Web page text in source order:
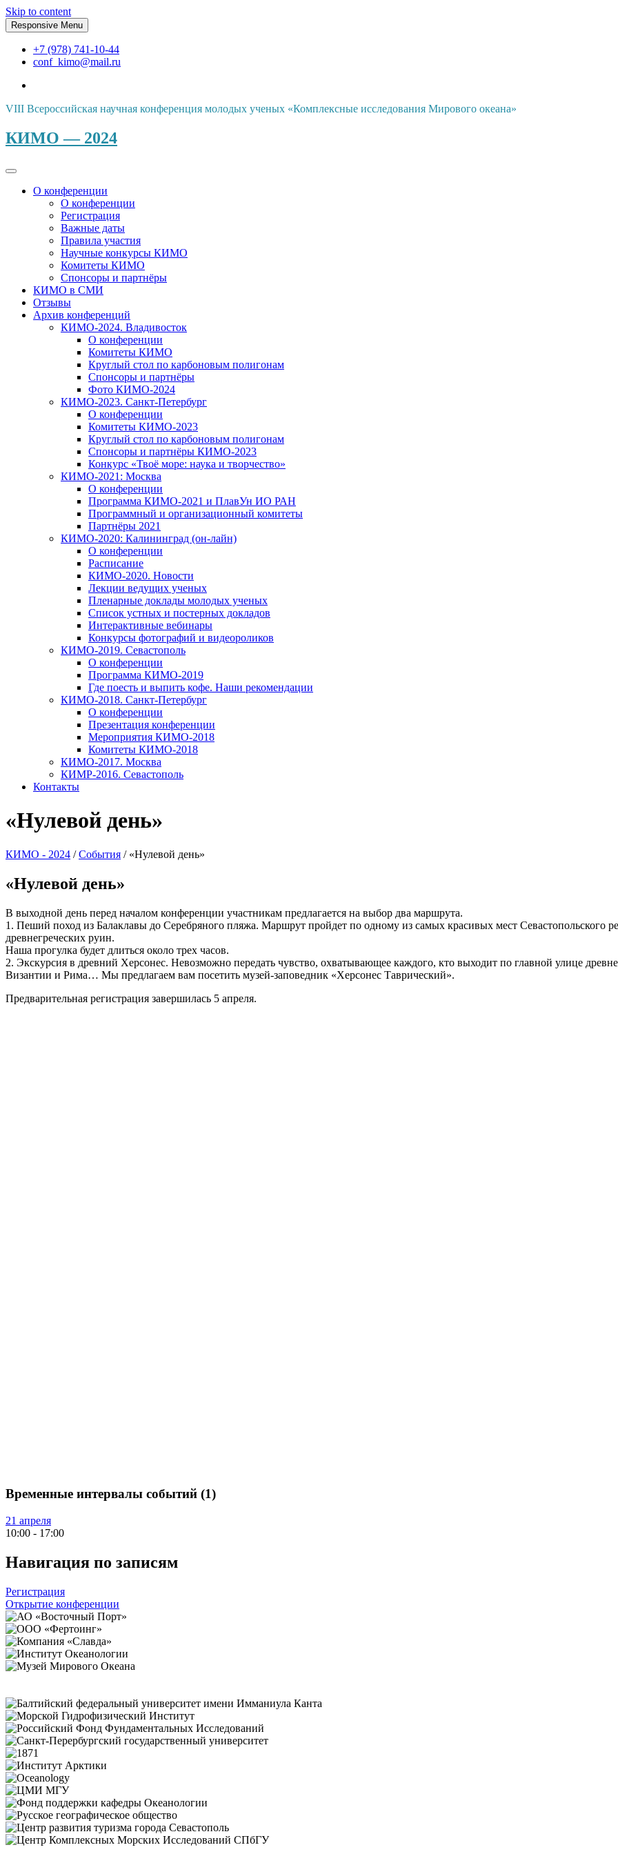
Skip to content
Responsive Menu
+7 (978) 741-10-44
conf_kimo@mail.ru
VIII Всероссийская научная конференция молодых ученых «Комплексные исследования Мирового океана»
КИМО — 2024
О конференции
О конференции
Регистрация
Важные даты
Правила участия
Научные конкурсы КИМО
Комитеты КИМО
Спонсоры и партнёры
КИМО в СМИ
Отзывы
Архив конференций
КИМО-2024. Владивосток
О конференции
Комитеты КИМО
Круглый стол по карбоновым полигонам
Спонсоры и партнёры
Фото КИМО-2024
КИМО-2023. Санкт-Петербург
О конференции
Комитеты КИМО-2023
Круглый стол по карбоновым полигонам
Спонсоры и партнёры КИМО-2023
Конкурс «Твоё море: наука и творчество»
КИМО-2021: Москва
О конференции
Программа КИМО-2021 и ПлавУн ИО РАН
Программный и организационный комитеты
Партнёры 2021
КИМО-2020: Калининград (он-лайн)
О конференции
Расписание
КИМО-2020. Новости
Лекции ведущих ученых
Пленарные доклады молодых ученых
Список устных и постерных докладов
Интерактивные вебинары
Конкурсы фотографий и видеороликов
КИМО-2019. Севастополь
О конференции
Программа КИМО-2019
Где поесть и выпить кофе. Наши рекомендации
КИМО-2018. Санкт-Петербург
О конференции
Презентация конференции
Мероприятия КИМО-2018
Комитеты КИМО-2018
КИМО-2017. Москва
КИМР-2016. Севастополь
Контакты
«Нулевой день»
КИМО - 2024 /События / «Нулевой день»
«Нулевой день»
В выходной день перед началом конференции участникам предлагается на выбор два маршрута.
1. Пеший поход из Балаклавы до Серебряного пляжа. Маршрут пройдет по одному из самых красивых мест Севастопольского
древнегреческих руин.
Наша прогулка будет длиться около трех часов.
2. Экскурсия в древний Херсонес. Невозможно передать чувство, охватывающее каждого, кто выходит по главной улице
Византии и Рима… Мы предлагаем вам посетить музей-заповедник «Херсонес Таврический».
Предварительная регистрация завершилась 5 апреля.
Временные интервалы событий (1)
21 апреля
10:00 - 17:00
Навигация по записям
Регистрация
Открытие конференции